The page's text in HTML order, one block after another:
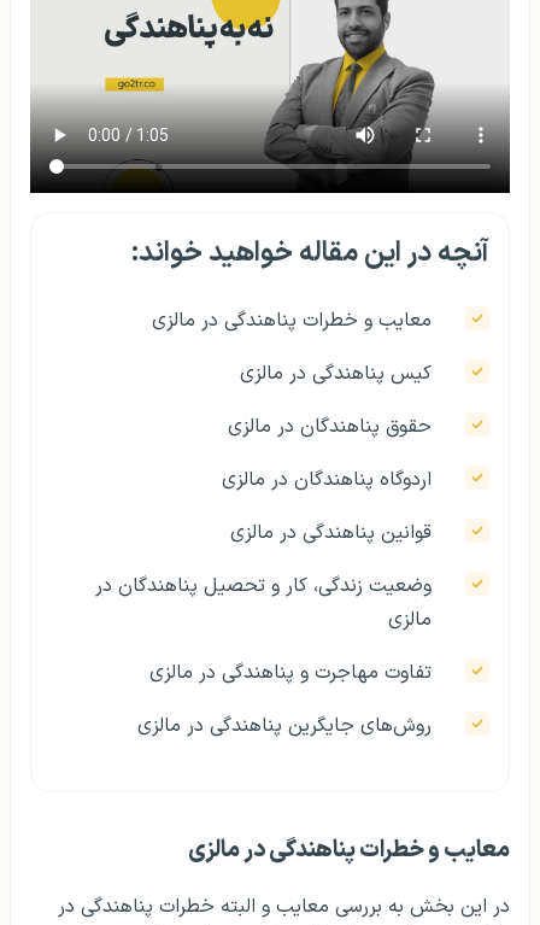
آنچه در این مقاله خواهید خواند:
معایب و خطرات پناهندگی در مالزی
کیس پناهندگی در مالزی
حقوق پناهندگان در مالزی
اردوگاه پناهندگان در مالزی
قوانین پناهندگی در مالزی
وضعیت زندگی، کار و تحصیل پناهندگان در
مالزی
تفاوت مهاجرت و پناهندگی در مالزی
روش‌های جایگرین پناهندگی در مالزی
معایب و خطرات پناهندگی در مالزی
در این بخش به بررسی معایب و البته خطرات پناهندگی در